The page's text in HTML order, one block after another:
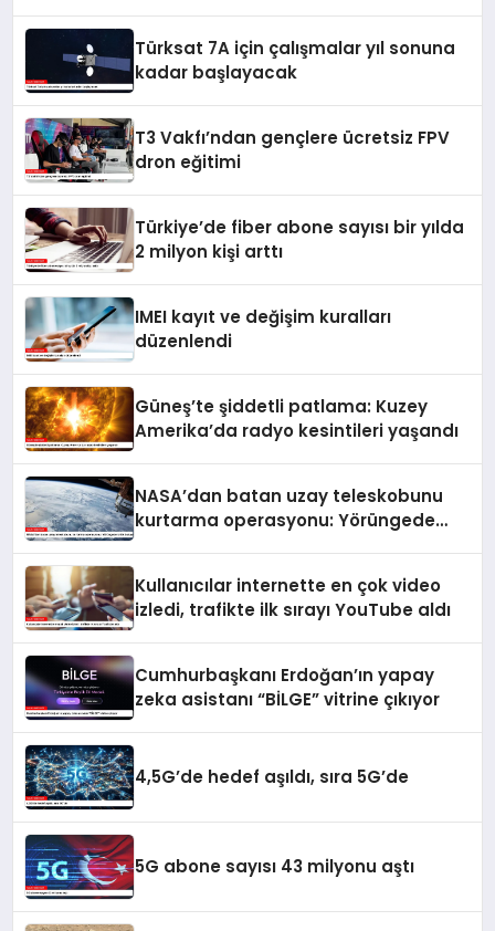
Türksat 7A için çalışmalar yıl sonuna
kadar başlayacak
T3 Vakfı’ndan gençlere ücretsiz FPV
dron eğitimi
Türkiye’de fiber abone sayısı bir yılda
2 milyon kişi arttı
IMEI kayıt ve değişim kuralları
düzenlendi
Güneş’te şiddetli patlama: Kuzey
Amerika’da radyo kesintileri yaşandı
NASA’dan batan uzay teleskobunu
kurtarma operasyonu: Yörüngede
Kullanıcılar internette en çok video
izledi, trafikte ilk sırayı YouTube aldı
Cumhurbaşkanı Erdoğan’ın yapay
zeka asistanı “BİLGE” vitrine çıkıyor
4,5G’de hedef aşıldı, sıra 5G’de
5G abone sayısı 43 milyonu aştı